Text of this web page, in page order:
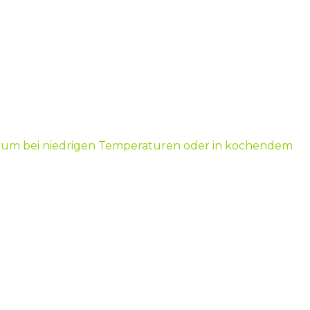
bei niedrigen Temperaturen oder in kochendem